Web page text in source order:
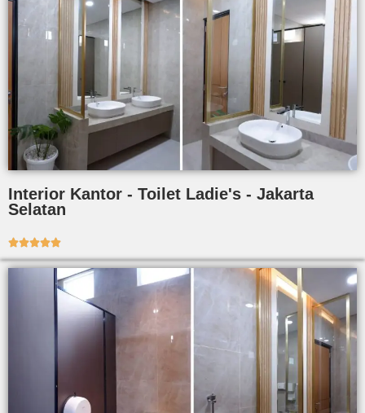
Interior Kantor - Toilet Ladie's - Jakarta
Selatan
